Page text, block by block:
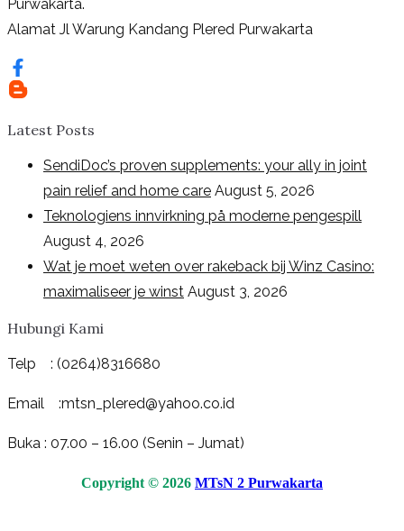
Purwakarta.
Alamat Jl Warung Kandang Plered Purwakarta
Latest Posts
SendiDoc’s proven supplements: your ally in joint
pain relief and home care August 5, 2026
Teknologiens innvirkning på moderne pengespill
August 4, 2026
Wat je moet weten over rakeback bij Winz Casino:
maximaliseer je winst August 3, 2026
Hubungi Kami
Telp : (0264)8316680
Email :mtsn_plered@yahoo.co.id
Buka : 07.00 – 16.00 (Senin – Jumat)
Copyright © 2026 MTsN 2 Purwakarta